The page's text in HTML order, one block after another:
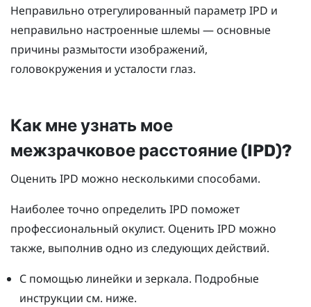
Неправильно отрегулированный параметр IPD и
неправильно настроенные шлемы — основные
причины размытости изображений,
головокружения и усталости глаз.
Как мне узнать мое
межзрачковое расстояние (IPD)?
Оценить IPD можно несколькими способами.
Наиболее точно определить IPD поможет
профессиональный окулист. Оценить IPD можно
также, выполнив одно из следующих действий.
С помощью линейки и зеркала. Подробные
инструкции см. ниже.